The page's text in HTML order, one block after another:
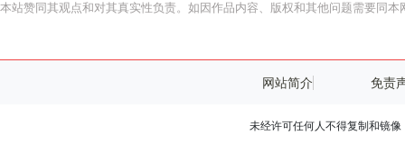
本站赞同其观点和对其真实性负责。如因作品内容、版权和其他问题需要同本
网站简介 免责
未经许可任何人不得复制和镜